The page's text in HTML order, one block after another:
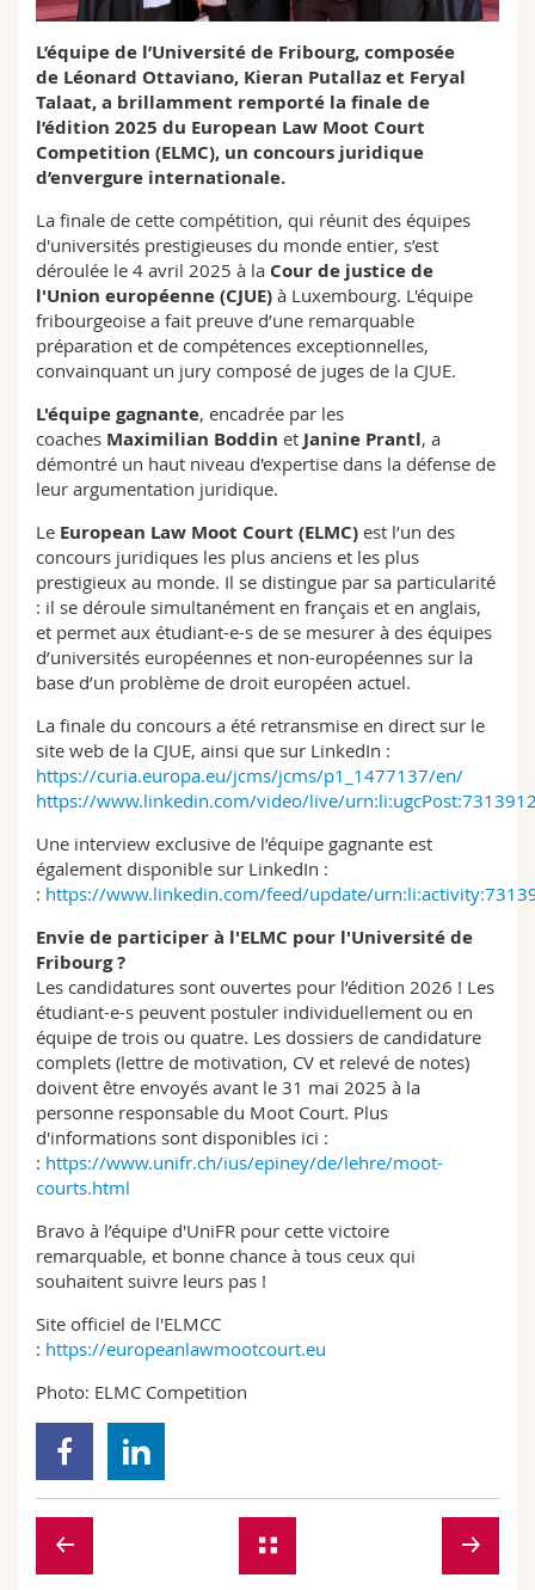
Sciences et médecine
Interfacultaire
Collaborateurs
Doctorants
Webmail
Programme des cours
MyUnifr
L’équipe de l’Université de Fribourg, composée
de Léonard Ottaviano, Kieran Putallaz et Feryal
Talaat, a brillamment remporté la finale de
l’édition 2025 du European Law Moot Court
Competition (ELMC), un concours juridique
d’envergure internationale.
La finale de cette compétition, qui réunit des équipes
d'universités prestigieuses du monde entier, s’est
déroulée le 4 avril 2025 à la Cour de justice de
l'Union européenne (CJUE) à Luxembourg. L'équipe
fribourgeoise a fait preuve d’une remarquable
préparation et de compétences exceptionnelles,
convainquant un jury composé de juges de la CJUE.
L'équipe gagnante, encadrée par les
coaches Maximilian Boddin et Janine Prantl, a
démontré un haut niveau d'expertise dans la défense de
leur argumentation juridique.
Le European Law Moot Court (ELMC) est l’un des
concours juridiques les plus anciens et les plus
prestigieux au monde. Il se distingue par sa particularité
: il se déroule simultanément en français et en anglais,
et permet aux étudiant-e-s de se mesurer à des équipes
d’universités européennes et non-européennes sur la
base d’un problème de droit européen actuel.
La finale du concours a été retransmise en direct sur le
site web de la CJUE, ainsi que sur LinkedIn :
https://curia.europa.eu/jcms/jcms/p1_1477137/en/
https://www.linkedin.com/video/live/
Une interview exclusive de l’équipe gagnante est
également disponible sur LinkedIn :
: https://www.linkedin.com/feed/update/
Envie de participer à l'ELMC pour l'Université de
Fribourg ?
Les candidatures sont ouvertes pour l’édition 2026 ! Les
étudiant-e-s peuvent postuler individuellement ou en
équipe de trois ou quatre. Les dossiers de candidature
complets (lettre de motivation, CV et relevé de notes)
doivent être envoyés avant le 31 mai 2025 à la
personne responsable du Moot Court. Plus
d'informations sont disponibles ici :
: https://www.unifr.ch/ius/epiney/de/lehre/moot-
courts.html
Bravo à l’équipe d'UniFR pour cette victoire
remarquable, et bonne chance à tous ceux qui
souhaitent suivre leurs pas !
Site officiel de l'ELMCC
: https://europeanlawmootcourt.eu
Photo: ELMC Competition